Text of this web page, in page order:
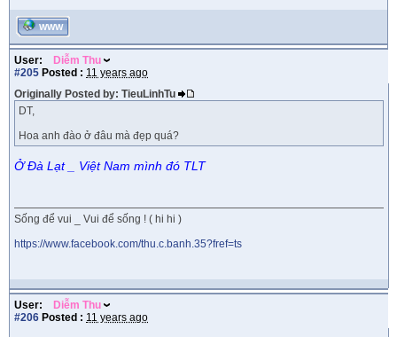
WWW
User:
Diễm Thu
#205 Posted : 11 years ago
Originally Posted by: TieuLinhTu
DT,
Hoa anh đào ở đâu mà đẹp quá?
Ở Đà Lạt _ Việt Nam mình đó TLT
Sống để vui _ Vui để sống ! ( hi hi )
https://www.facebook.com/thu.c.banh.35?fref=ts
User:
Diễm Thu
#206 Posted : 11 years ago